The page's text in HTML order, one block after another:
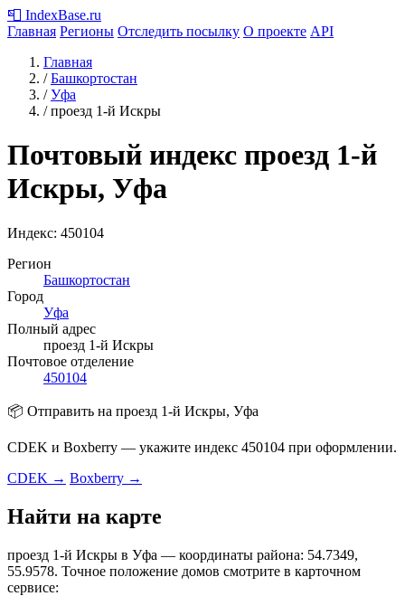
📮 IndexBase.ru
Главная Регионы Отследить посылку О проекте API
Главная
/ Башкортостан
/ Уфа
/ проезд 1-й Искры
Почтовый индекс проезд 1-й
Искры, Уфа
Индекс: 450104
Регион
Башкортостан
Город
Уфа
Полный адрес
проезд 1-й Искры
Почтовое отделение
450104
📦 Отправить на проезд 1-й Искры, Уфа
CDEK и Boxberry — укажите индекс 450104 при оформлении.
CDEK → Boxberry →
Найти на карте
проезд 1-й Искры в Уфа — координаты района: 54.7349,
55.9578. Точное положение домов смотрите в карточном
сервисе: